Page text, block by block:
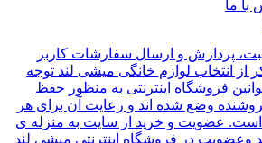
با ما
پردازش و ارسال سفارشات کاربر
انتخاب لوازم خانگی میشی لند توجه
فروشگاه اینترنتی به منظور حفظ
وضع شده اند و رعایت آن برای هر
عضویت و خرید از سایت به منزله ی
وعضویت در فروشگاه اینترنتی میشی لند